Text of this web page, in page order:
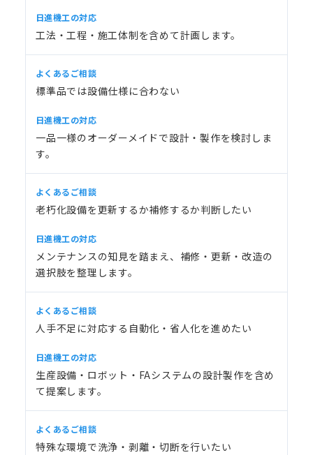
工法・工程・施工体制を含めて計画します。
標準品では設備仕様に合わない
一品一様のオーダーメイドで設計・製作を検討しま
す。
老朽化設備を更新するか補修するか判断したい
メンテナンスの知見を踏まえ、補修・更新・改造の
選択肢を整理します。
人手不足に対応する自動化・省人化を進めたい
生産設備・ロボット・FAシステムの設計製作を含め
て提案します。
特殊な環境で洗浄・剥離・切断を行いたい